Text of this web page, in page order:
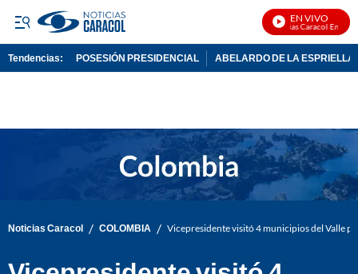
EN VIVO
Noticias Caracol En Vivo
Tendencias: POSESIÓN PRESIDENCIAL ABELARDO DE LA ESPRIELLA
Noticias Caracol / COLOMBIA / Vicepresidente visitó 4 municipios del Valle